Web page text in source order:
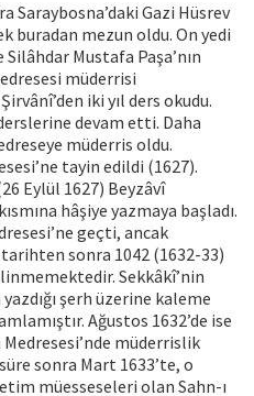
Saraybosna’daki Gazi Hüsrev
buradan mezun oldu. On yedi
Mustafa Paşa’nın
müderrisi
iki yıl ders okudu.
devam etti. Daha
müderris oldu.
tayin edildi (1627).
Eylül 1627) Beyzâvî
hâşiye yazmaya başladı.
geçti, ancak
sonra 1042 (1632-33)
Sekkâkî’nin
yazdığı şerh üzerine kaleme
Ağustos 1632’de ise
müderrislik
sonra Mart 1633’te, o
müesseseleri olan Sahn-ı